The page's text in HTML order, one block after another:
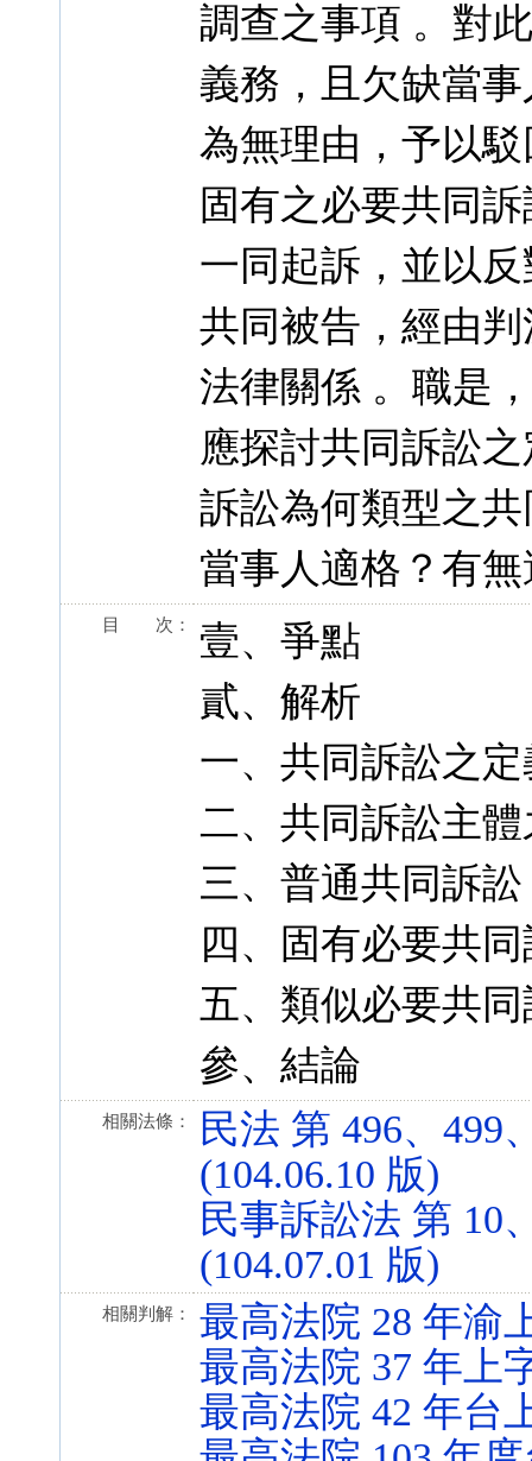
調查之事項 。對
義務，且欠缺當
為無理由，予以
固有之必要共同
一同起訴，並以
共同被告，經由
法律關係 。職是
應探討共同訴訟
訴訟為何類型之
當事人適格？有
目 次：
壹、爭點
貳、解析
一、共同訴訟之定
二、共同訴訟主
三、普通共同訴訟
四、固有必要共
五、類似必要共
參、結論
相關法條：
民法 第 496、499
(104.06.10 版)
民事訴訟法 第 10
(104.07.01 版)
相關判解：
最高法院 28 年渝
最高法院 37 年上
最高法院 42 年台